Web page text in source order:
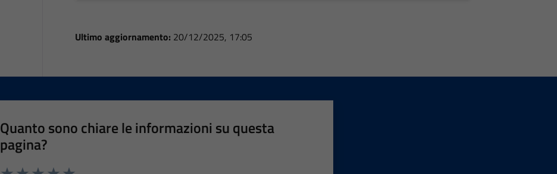
Ultimo aggiornamento: 20/12/2025, 17:05
Quanto sono chiare le informazioni su questa
pagina?